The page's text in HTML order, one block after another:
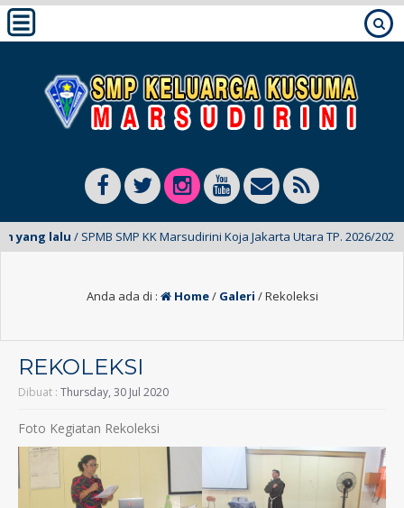
lalu/ SPMB SMP KK Marsudirini Koja Jakarta Utara TP. 2026/2027
Anda ada di : Home/ Galeri /Rekoleksi
REKOLEKSI
Dibuat : Thursday, 30 Jul 2020
Foto Kegiatan Rekoleksi